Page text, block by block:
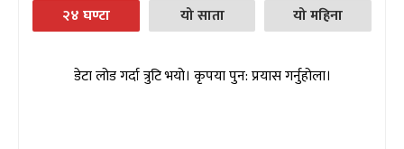
२४ घण्टा यो साता यो महिना
डेटा लोड गर्दा त्रुटि भयो। कृपया पुन: प्रयास गर्नुहोला।